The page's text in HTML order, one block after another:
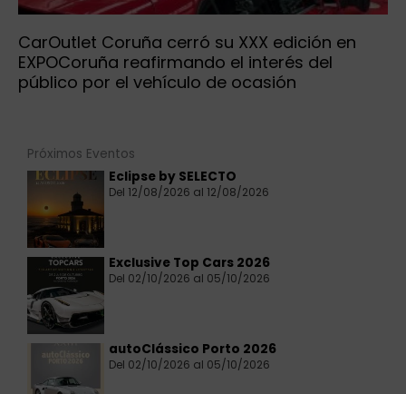
CarOutlet Coruña cerró su XXX edición en
EXPOCoruña reafirmando el interés del
público por el vehículo de ocasión
Próximos Eventos
Eclipse by SELECTO
Del 12/08/2026 al 12/08/2026
Exclusive Top Cars 2026
Del 02/10/2026 al 05/10/2026
autoClássico Porto 2026
Del 02/10/2026 al 05/10/2026